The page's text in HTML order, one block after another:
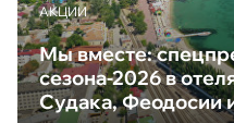
АКЦИИ
Мы вместе:
сезона-2026 в
Судака, Феодосии